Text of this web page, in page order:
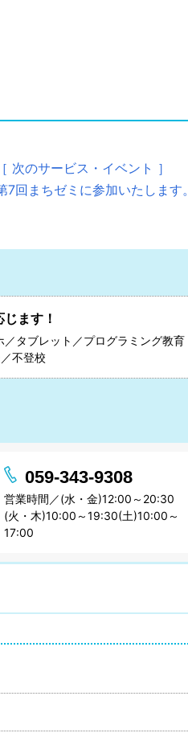
［ 次のサービス・イベント ］
7回まちゼミに参加いたします。
ます！
／タブレット／プログラミング教育
不登校
059-343-9308
営業時間／(水・金)12:00～20:30
(火・木)10:00～19:30(土)10:00～
17:00